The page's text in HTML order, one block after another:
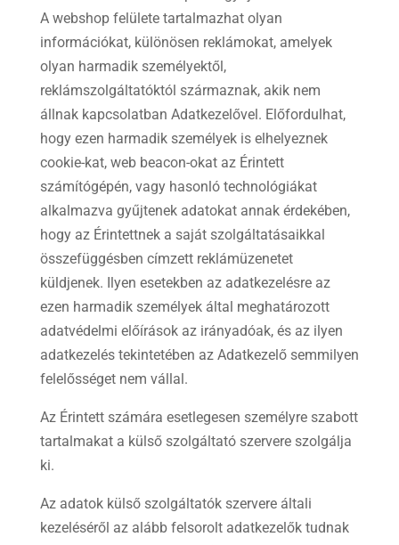
A webshop felülete tartalmazhat olyan
információkat, különösen reklámokat, amelyek
olyan harmadik személyektől,
reklámszolgáltatóktól származnak, akik nem
állnak kapcsolatban Adatkezelővel. Előfordulhat,
hogy ezen harmadik személyek is elhelyeznek
cookie-kat, web beacon-okat az Érintett
számítógépén, vagy hasonló technológiákat
alkalmazva gyűjtenek adatokat annak érdekében,
hogy az Érintettnek a saját szolgáltatásaikkal
összefüggésben címzett reklámüzenetet
küldjenek. Ilyen esetekben az adatkezelésre az
ezen harmadik személyek által meghatározott
adatvédelmi előírások az irányadóak, és az ilyen
adatkezelés tekintetében az Adatkezelő semmilyen
felelősséget nem vállal.
Az Érintett számára esetlegesen személyre szabott
tartalmakat a külső szolgáltató szervere szolgálja
ki.
Az adatok külső szolgáltatók szervere általi
kezeléséről az alább felsorolt adatkezelők tudnak